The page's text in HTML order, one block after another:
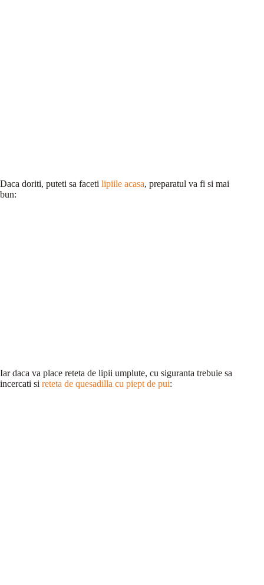
Daca doriti, puteti sa faceti lipiile acasa, preparatul va fi si mai
bun:
Iar daca va place reteta de lipii umplute, cu siguranta trebuie sa
incercati si reteta de quesadilla cu piept de pui: